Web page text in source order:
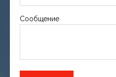
Сообщение